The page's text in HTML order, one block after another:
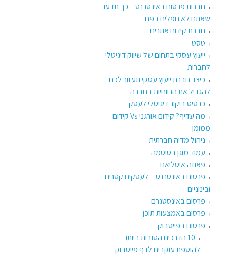
חברות פרסום באינטרנט – כך תדעו
שאתם לא נופלים בפח
חברת קידום אתרים
טסט
ייעוץ עסקי בתחום של שיווק דיגיטלי
לחברות
כיצד חברת ייעוץ עסקי תעזור לכם
להגדיל את הרווחיות בחברה
כרטיס ביקור דיגיטלי לעסק
מה עדיף? קידום אורגני Vs קידום
ממומן
ניהול מדיה חברתית
עמוד מוגן בסיסמה
פאוזה איטליאנו
פרסום באינטרנט – לעסקים קטנים
ובינוניים
פרסום באינסטגרם
פרסום באמצעות תוכן
פרסום בפייסבוק
10 הדרכים הטובות ביותר
להוספת עוקבים לדף פייסבוק